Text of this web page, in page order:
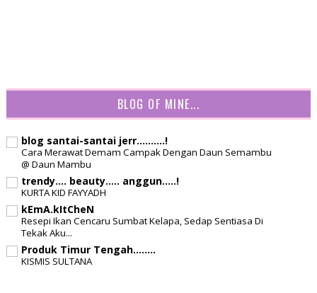
BLOG OF MINE...
blog santai-santai jerr..........!
Cara Merawat Demam Campak Dengan Daun Semambu
@ Daun Mambu
trendy.... beauty..... anggun.....!
KURTA KID FAYYADH
kEmA.kItCheN
Resepi Ikan Cencaru Sumbat Kelapa, Sedap Sentiasa Di
Tekak Aku...
Produk Timur Tengah........
KISMIS SULTANA